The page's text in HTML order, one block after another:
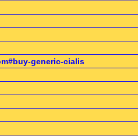
generic-cialis